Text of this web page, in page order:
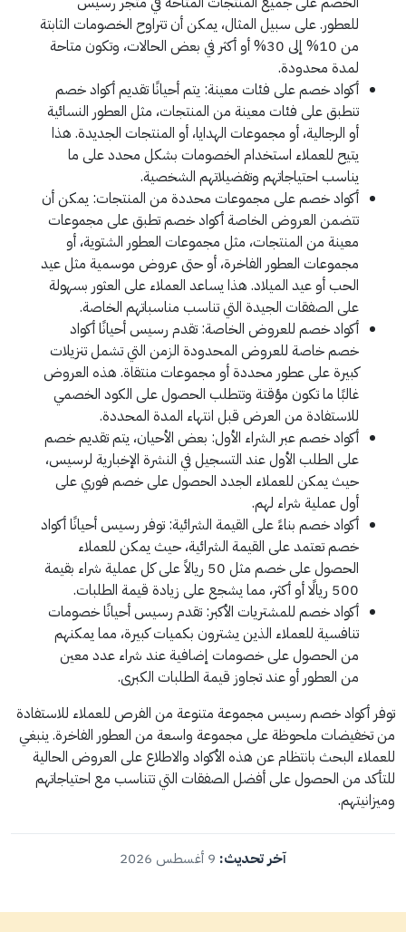
للعطور. على سبيل المثال، يمكن أن تتراوح الخصومات الثابتة
من 10% إلى 30% أو أكثر في بعض الحالات، وتكون متاحة
لمدة محدودة.
أكواد خصم على فئات معينة: يتم أحيانًا تقديم أكواد خصم
تنطبق على فئات معينة من المنتجات، مثل العطور النسائية
أو الرجالية، أو مجموعات الهدايا، أو المنتجات الجديدة. هذا
يتيح للعملاء استخدام الخصومات بشكل محدد على ما
يناسب احتياجاتهم وتفضيلاتهم الشخصية.
أكواد خصم على مجموعات محددة من المنتجات: يمكن أن
تتضمن العروض الخاصة أكواد خصم تطبق على مجموعات
معينة من المنتجات، مثل مجموعات العطور الشتوية، أو
مجموعات العطور الفاخرة، أو حتى عروض موسمية مثل عيد
الحب أو عيد الميلاد. هذا يساعد العملاء على العثور بسهولة
على الصفقات الجيدة التي تناسب مناسباتهم الخاصة.
أكواد خصم للعروض الخاصة: تقدم رسيس أحيانًا أكواد
خصم خاصة للعروض المحدودة الزمن التي تشمل تنزيلات
كبيرة على عطور محددة أو مجموعات منتقاة. هذه العروض
غالبًا ما تكون مؤقتة وتتطلب الحصول على الكود الخصمي
للاستفادة من العرض قبل انتهاء المدة المحددة.
أكواد خصم عبر الشراء الأول: بعض الأحيان، يتم تقديم خصم
على الطلب الأول عند التسجيل في النشرة الإخبارية لرسيس،
حيث يمكن للعملاء الجدد الحصول على خصم فوري على
أول عملية شراء لهم.
أكواد خصم بناءً على القيمة الشرائية: توفر رسيس أحيانًا أكواد
خصم تعتمد على القيمة الشرائية، حيث يمكن للعملاء
الحصول على خصم مثل 50 ريالاً على كل عملية شراء بقيمة
500 ريالًا أو أكثر، مما يشجع على زيادة قيمة الطلبات.
أكواد خصم للمشتريات الأكبر: تقدم رسيس أحيانًا خصومات
تنافسية للعملاء الذين يشترون بكميات كبيرة، مما يمكنهم
من الحصول على خصومات إضافية عند شراء عدد معين
من العطور أو عند تجاوز قيمة الطلبات الكبرى.
توفر أكواد خصم رسيس مجموعة متنوعة من الفرص للعملاء للاستفادة
من تخفيضات ملحوظة على مجموعة واسعة من العطور الفاخرة. ينبغي
للعملاء البحث بانتظام عن هذه الأكواد والاطلاع على العروض الحالية
للتأكد من الحصول على أفضل الصفقات التي تتناسب مع احتياجاتهم
وميزانيتهم.
آخر تحديث: